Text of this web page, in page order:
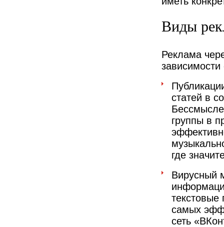
Виды
Реклама
зависимости
статей в
группы в
где
Вирусный
текстовые
самых
сеть